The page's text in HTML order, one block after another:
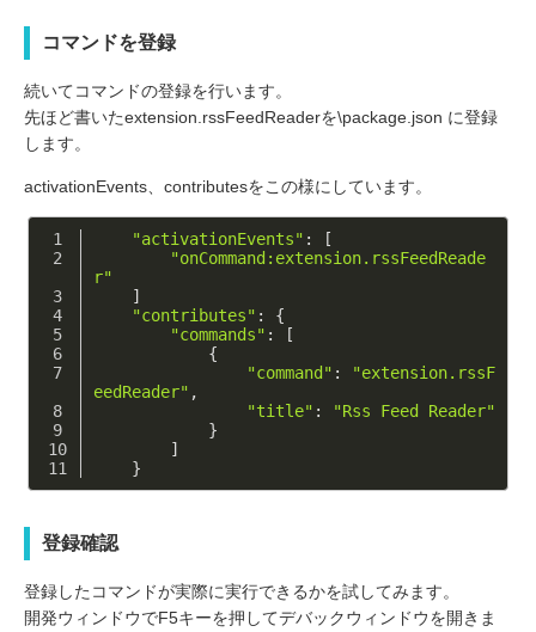
コマンドを登録
続いてコマンドの登録を行います。
先ほど書いたextension.rssFeedReaderを\package.json に登録
します。
activationEvents、contributesをこの様にしています。
"activationEvents" : [
"onCommand:extension.rssFeedReade
r"
    ]
"contributes" : {
"commands" : [
            {
"command" :
"extension.rssF
eedReader" ,
"title" :
"Rss Feed Reader"
            }
        ]
    }
登録確認
登録したコマンドが実際に実行できるかを試してみます。
開発ウィンドウでF5キーを押してデバックウィンドウを開きま